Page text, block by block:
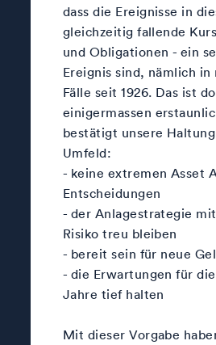
dass die Ereignisse in
gleichzeitig fallende
und Obligationen - ein
Ereignis sind, nämlich in
Fälle seit 1926. Das ist
einigermassen
bestätigt unsere
Umfeld:
- keine extremen Asset
Entscheidungen
- der Anlagestrategie
Risiko treu bleiben
- bereit sein für neue
- die Erwartungen für
Jahre tief halten
Mit dieser Vorgabe